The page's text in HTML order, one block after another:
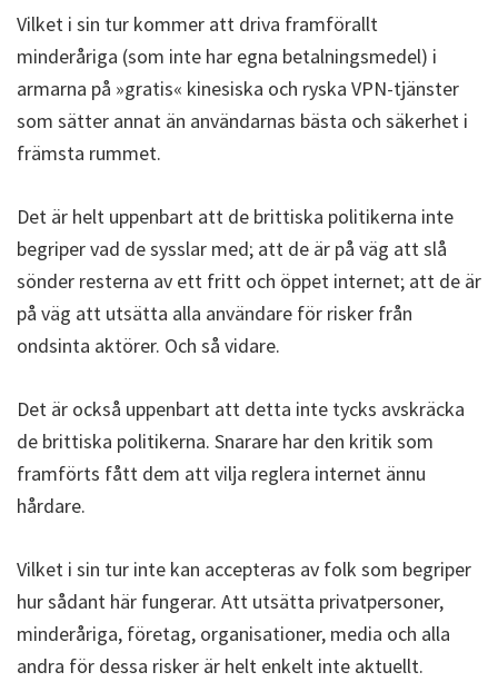
Vilket i sin tur kommer att driva framförallt
minderåriga (som inte har egna betalningsmedel) i
armarna på »gratis« kinesiska och ryska VPN-tjänster
som sätter annat än användarnas bästa och säkerhet i
främsta rummet.
Det är helt uppenbart att de brittiska politikerna inte
begriper vad de sysslar med; att de är på väg att slå
sönder resterna av ett fritt och öppet internet; att de är
på väg att utsätta alla användare för risker från
ondsinta aktörer. Och så vidare.
Det är också uppenbart att detta inte tycks avskräcka
de brittiska politikerna. Snarare har den kritik som
framförts fått dem att vilja reglera internet ännu
hårdare.
Vilket i sin tur inte kan accepteras av folk som begriper
hur sådant här fungerar. Att utsätta privatpersoner,
minderåriga, företag, organisationer, media och alla
andra för dessa risker är helt enkelt inte aktuellt.